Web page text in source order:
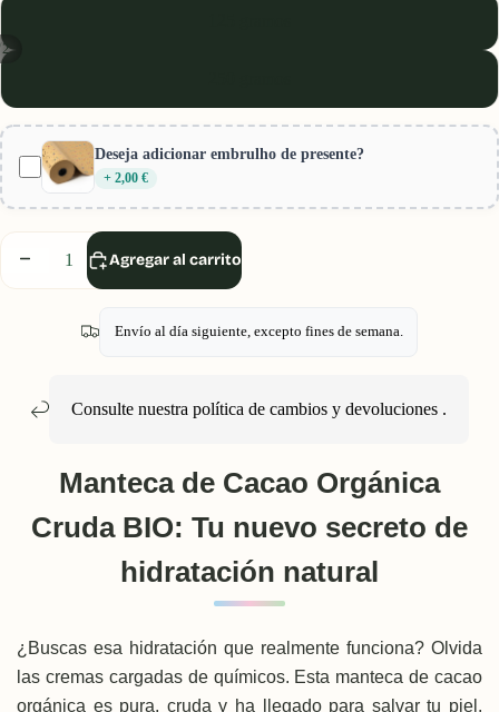
2
Deseja adicionar embrulho de presente?
+ 2,00 €
Disminuir
Aumentar
Agregar al carrito
Envío al día siguiente, excepto fines de semana.
Consulte nuestra política de cambios y devoluciones.
Manteca de Cacao Orgánica
Cruda BIO: Tu nuevo secreto de
hidratación natural
¿Buscas esa hidratación que realmente funciona? Olvida
las cremas cargadas de químicos. Esta manteca de cacao
orgánica es pura, cruda y ha llegado para salvar tu piel.